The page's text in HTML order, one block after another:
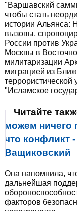
"Варшавский
чтобы стать
истории Альянса:
вызовы,
России против
Москвы в
милитаризации
миграцией из
террористической
"Исламское
Читайте
можем ничего
что конфликт
Ващиковский
Она напомнила,
дальнейшая
факторов